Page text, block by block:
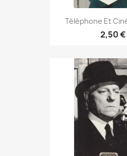
Téléphone Et
2,50 €